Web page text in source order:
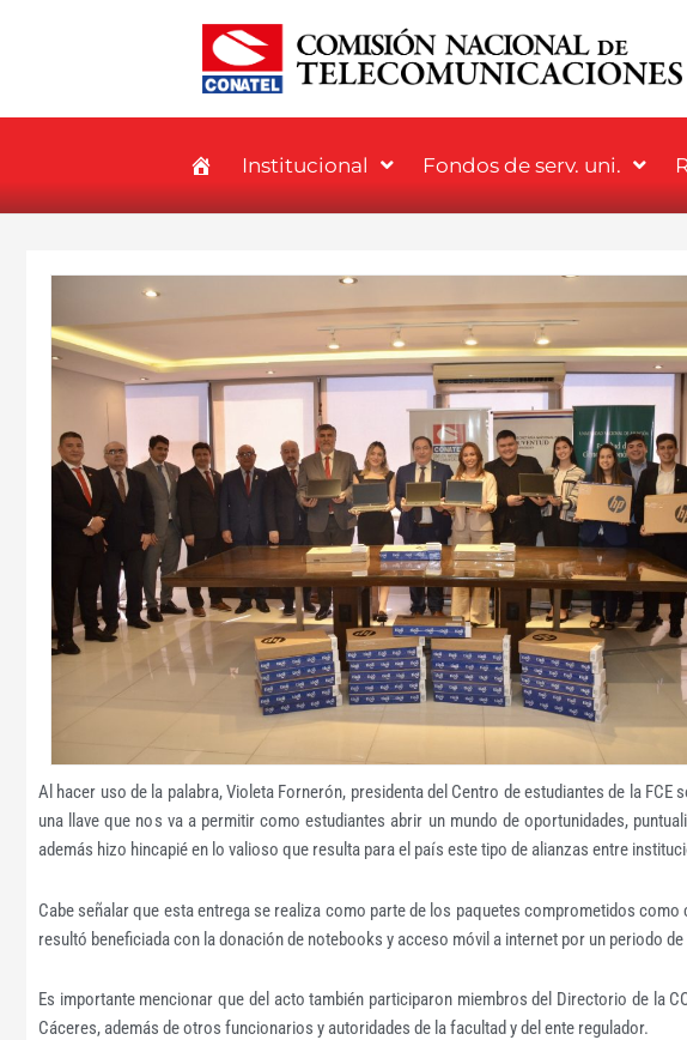
Institucional Fondos de serv. uni.
Al hacer uso de la palabra, Violeta Fornerón, presidenta del Centro de estudiantes de la
una llave que nos va a permitir como estudiantes abrir un mundo de oportunidades,
además hizo hincapié en lo valioso que resulta para el país este tipo de alianzas entre
Cabe señalar que esta entrega se realiza como parte de los paquetes comprometidos
resultó beneficiada con la donación de notebooks y acceso móvil a internet por un periodo
Es importante mencionar que del acto también participaron miembros del Directorio de la
Cáceres, además de otros funcionarios y autoridades de la facultad y del ente regulador.